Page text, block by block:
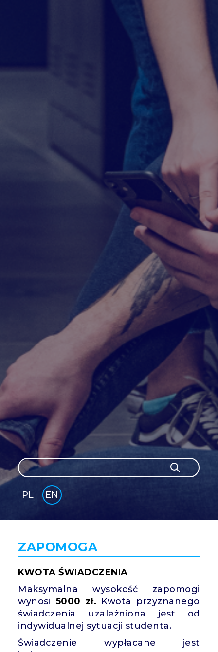
Search
Search
PL
EN
GLI
SH
ZAPOMOGA
KWOTA ŚWIADCZENIA
Maksymalna wysokość zapomogi
wynosi 5000 zł. Kwota przyznanego
świadczenia uzależniona jest od
indywidualnej sytuacji studenta.
Świadczenie wypłacane jest